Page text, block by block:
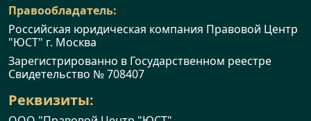
Правообладатель:
Российская юридическая компания Правовой Центр
"ЮСТ" г. Москва
Зарегистрированно в Государственном реестре
Cвидетельство № 708407
Реквизиты: